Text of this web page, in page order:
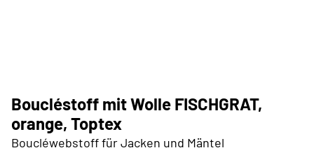
Boucléstoff mit Wolle FISCHGRAT,
orange, Toptex
Boucléwebstoff für Jacken und Mäntel